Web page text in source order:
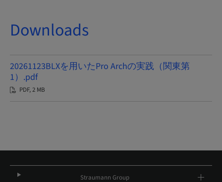
Downloads
20261123BLXを用いたPro Archの実践（関東第
1）.pdf
PDF, 2 MB
Straumann Group